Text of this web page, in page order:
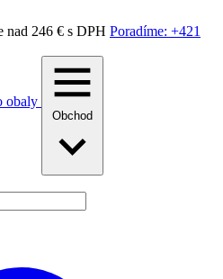
nad 246 € s DPH Poradíme: +421
Obchod